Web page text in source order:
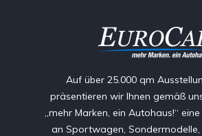
Auf über 25.000 qm
präsentieren wir Ihnen gemäß
„mehr Marken, ein Autohaus!“
an Sportwagen, Sondermodelle,